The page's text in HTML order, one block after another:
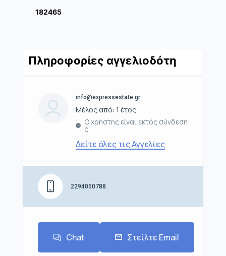
182465
Πληροφορίες αγγελιοδότη
info@expressestate.gr
Μέλος από: 1 έτος
Ο χρήστης είναι εκτός σύνδεση
ς
Δείτε όλες τις Αγγελίες
2294050788
Chat Στείλτε Email